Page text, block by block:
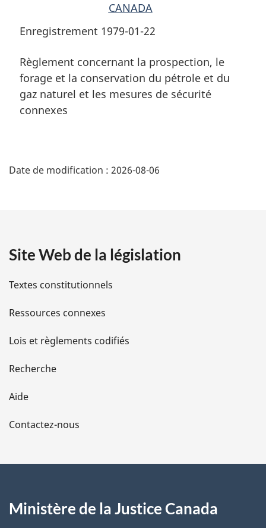
CANADA
Enregistrement 1979-01-22
Règlement concernant la prospection, le
forage et la conservation du pétrole et du
gaz naturel et les mesures de sécurité
connexes
é
i
l
s
d
e
l
a
e
Date de modification : 2026-08-06
Site Web de la législation
Textes constitutionnels
Ressources connexes
Lois et règlements codifiés
Recherche
Aide
Contactez-nous
Ministère de la Justice Canada